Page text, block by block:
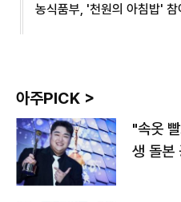
농식품부, '천원의 아침밥'
아주PICK >
"속옷
생 돌본